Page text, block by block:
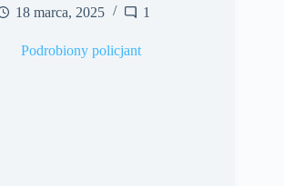
18 marca, 2025
1